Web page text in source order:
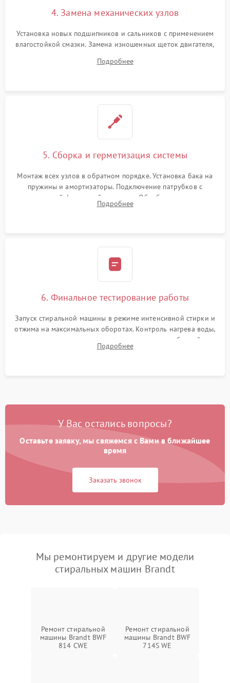
4. Замена механических узлов
Установка новых подшипников и сальников с применением
влагостойкой смазки. Замена изношенных щеток двигателя,
или поврежденной резиновой манжеты.
Подробнее
5. Сборка и герметизация системы
Монтаж всех узлов в обратном порядке. Установка бака на
пружины и амортизаторы. Подключение патрубков с
надежной фиксацией хомутами. Обработка стыков
герметиком для предотвращения возможных протечек воды.
Подробнее
6. Финальное тестирование работы
Запуск стиральной машины в режиме интенсивной стирки и
отжима на максимальных оборотах. Контроль нагрева воды,
корректности слива, отсутствия излишних вибраций,
посторонних стуков и протечек под корпусом.
Подробнее
У Вас остались вопросы?
Оставьте заявку, мы свяжемся с Вами в ближайшее
время
Заказать звонок
Мы ремонтируем и другие модели
стиральных машин Brandt
Ремонт стиральной
машины Brandt BWF
814 CWE
Ремонт стиральной
машины Brandt BWF
714S WE